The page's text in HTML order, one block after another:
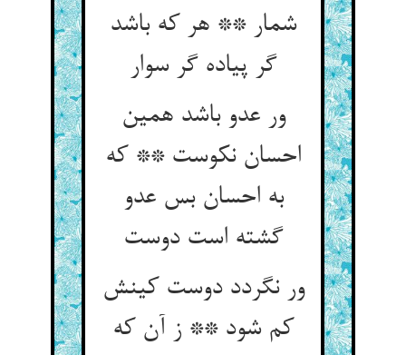
شمار ** هر که باشد
گر پیاده گر سوار
ور عدو باشد همین
احسان نکوست ** که
به احسان بس عدو
گشته است دوست‏
ور نگردد دوست کینش
کم شود ** ز آن که